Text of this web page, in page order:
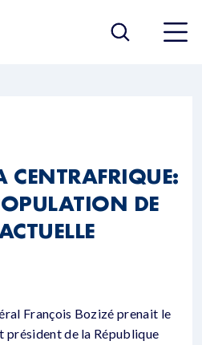
CENTRAFRIQUE:
DE
François Bozizé prenait le
de la République